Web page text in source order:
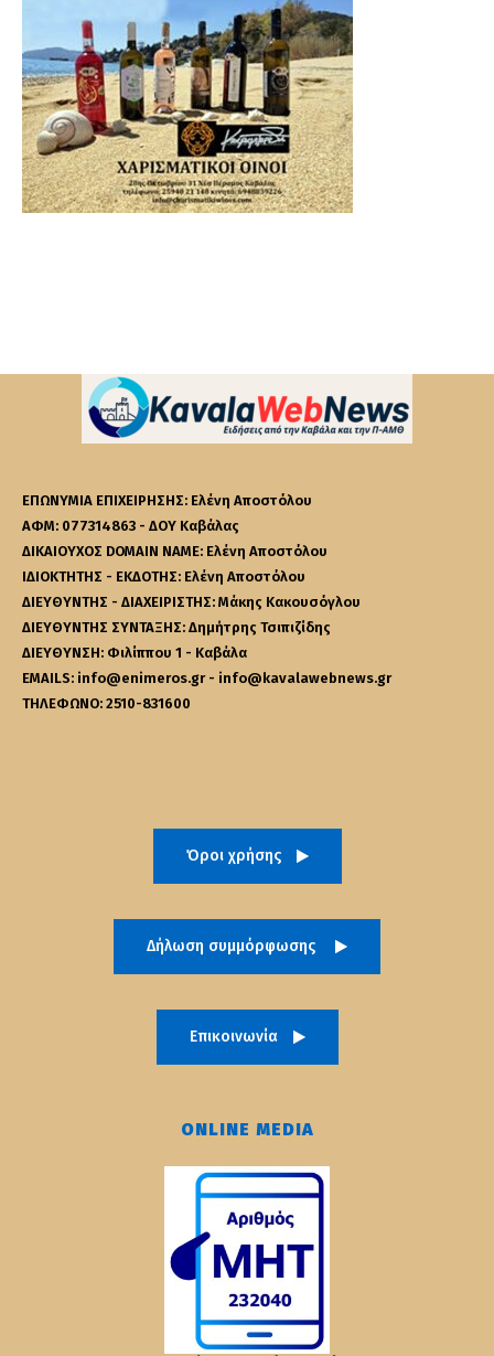
ΕΠΩΝΥΜΙΑ ΕΠΙΧΕΙΡΗΣΗΣ: Ελένη Αποστόλου
ΑΦΜ: 077314863 - ΔΟΥ Καβάλας
ΔΙΚΑΙΟΥΧΟΣ DOMAIN NAME: Ελένη Αποστόλου
ΙΔΙΟΚΤΗΤΗΣ - ΕΚΔΟΤΗΣ: Ελένη Αποστόλου
ΔΙΕΥΘΥΝΤΗΣ - ΔΙΑΧΕΙΡΙΣΤΗΣ: Μάκης Κακουσόγλου
ΔΙΕΥΘΥΝΤΗΣ ΣΥΝΤΑΞΗΣ: Δημήτρης Τσιπιζίδης
ΔΙΕΥΘΥΝΣΗ: Φιλίππου 1 - Καβάλα
EMAILS: info@enimeros.gr - info@kavalawebnews.gr
ΤΗΛΕΦΩΝΟ: 2510-831600
Όροι χρήσης
Δήλωση συμμόρφωσης
Επικοινωνία
ONLINE MEDIA